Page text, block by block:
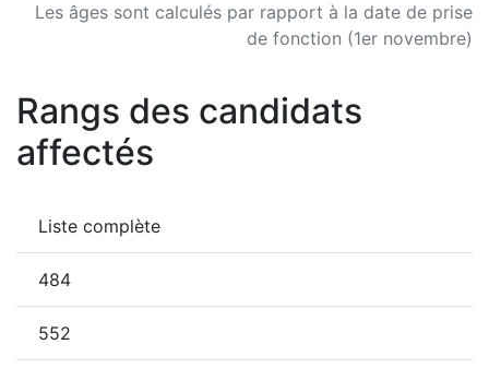
Les âges sont calculés par rapport à la date de prise
de fonction (1er novembre)
Rangs des candidats
affectés
Liste complète
484
552